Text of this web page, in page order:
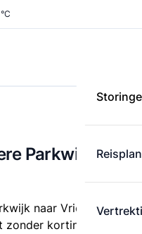
°C
Parkwijk naar
naar Vriezenveen
korting.